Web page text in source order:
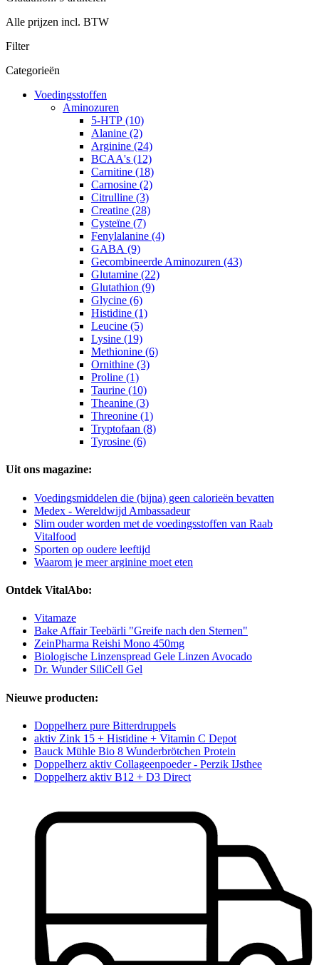
Alle prijzen incl. BTW
Filter
Categorieën
Voedingsstoffen
Aminozuren
5-HTP (10)
Alanine (2)
Arginine (24)
BCAA's (12)
Carnitine (18)
Carnosine (2)
Citrulline (3)
Creatine (28)
Cysteïne (7)
Fenylalanine (4)
GABA (9)
Gecombineerde Aminozuren (43)
Glutamine (22)
Glutathion (9)
Glycine (6)
Histidine (1)
Leucine (5)
Lysine (19)
Methionine (6)
Ornithine (3)
Proline (1)
Taurine (10)
Theanine (3)
Threonine (1)
Tryptofaan (8)
Tyrosine (6)
Uit ons magazine:
Voedingsmiddelen die (bijna) geen calorieën bevatten
Medex - Wereldwijd Ambassadeur
Slim ouder worden met de voedingsstoffen van Raab
Vitalfood
Sporten op oudere leeftijd
Waarom je meer arginine moet eten
Ontdek VitalAbo:
Vitamaze
Bake Affair Teebärli "Greife nach den Sternen"
ZeinPharma Reishi Mono 450mg
Biologische Linzenspread Gele Linzen Avocado
Dr. Wunder SiliCell Gel
Nieuwe producten:
Doppelherz pure Bitterdruppels
aktiv Zink 15 + Histidine + Vitamin C Depot
Bauck Mühle Bio 8 Wunderbrötchen Protein
Doppelherz aktiv Collageenpoeder - Perzik IJsthee
Doppelherz aktiv B12 + D3 Direct